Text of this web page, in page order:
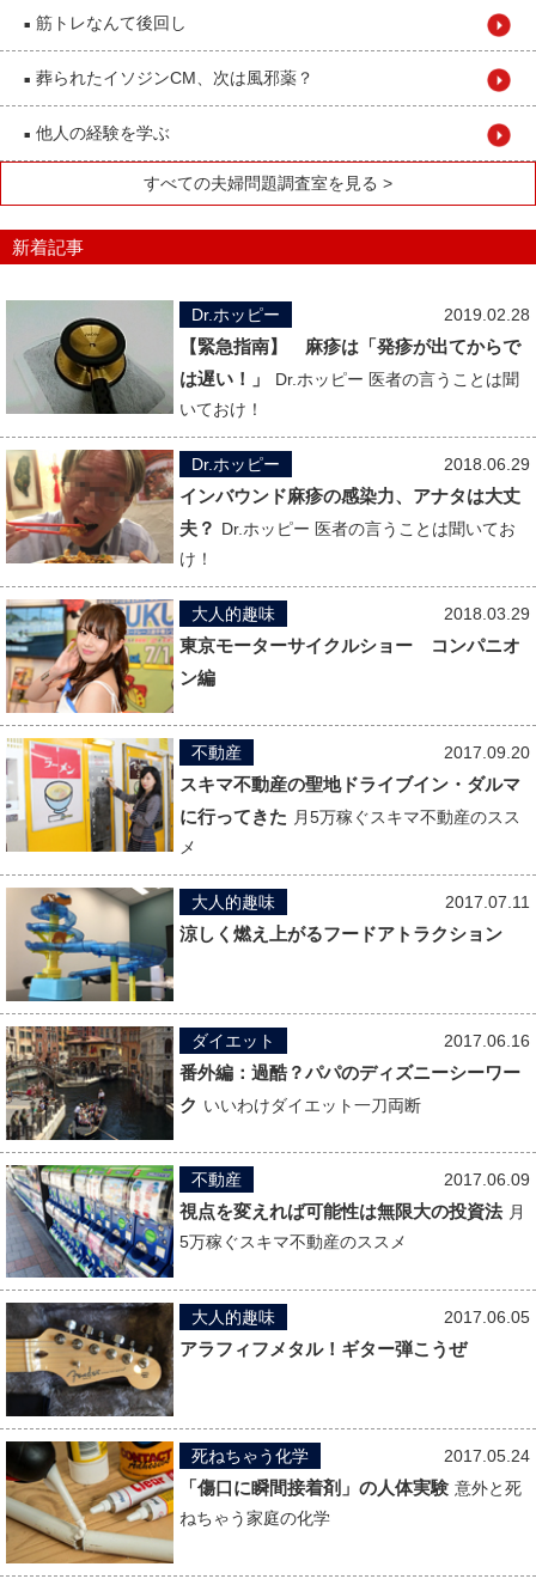
■ 筋トレなんて後回し
■ 葬られたイソジンCM、次は風邪薬？
■ 他人の経験を学ぶ
すべての夫婦問題調査室を見る >
新着記事
2019.02.28
Dr.ホッピー
【緊急指南】 麻疹は「発疹が出てからで
は遅い！」
Dr.ホッピー 医者の言うことは聞
いておけ！
2018.06.29
Dr.ホッピー
インバウンド麻疹の感染力、アナタは大丈
夫？ Dr.ホッピー 医者の言うことは聞いてお
け！
2018.03.29
大人的趣味
東京モーターサイクルショー コンパニオ
ン編
2017.09.20
不動産
スキマ不動産の聖地ドライブイン・ダルマ
に行ってきた 月5万稼ぐスキマ不動産のスス
メ
2017.07.11
大人的趣味
涼しく燃え上がるフードアトラクション
2017.06.16
ダイエット
番外編：過酷？パパのディズニーシーワー
ク いいわけダイエット一刀両断
2017.06.09
不動産
視点を変えれば可能性は無限大の投資法 月
5万稼ぐスキマ不動産のススメ
2017.06.05
大人的趣味
アラフィフメタル！ギター弾こうぜ
2017.05.24
死ねちゃう化学
「傷口に瞬間接着剤」の人体実験 意外と死
ねちゃう家庭の化学